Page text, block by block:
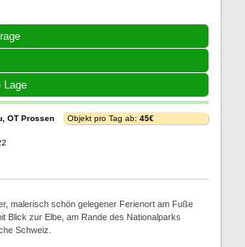
Lage
OT Prossen
Objekt pro Tag ab: 45€
malerisch schön gelegener Ferienort am Fuße
Blick zur Elbe, am Rande des Nationalparks
Schweiz.